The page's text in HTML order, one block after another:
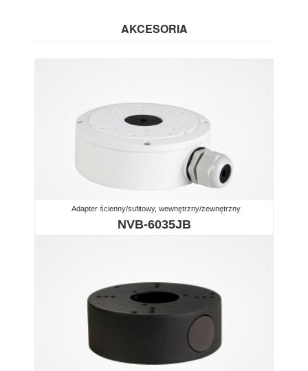
AKCESORIA
Adapter ścienny/sufitowy, wewnętrzny/zewnętrzny
NVB-6035JB